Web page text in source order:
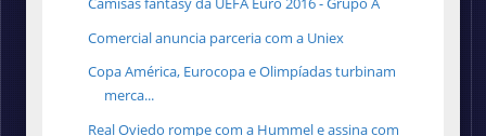
Comercial anuncia parceria com a Uniex
Copa América, Eurocopa e Olimpíadas turbinam
merca...
Real Oviedo rompe com a Hummel e assina com